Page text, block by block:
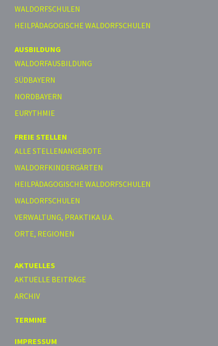
WALDORFSCHULEN
HEILPÄDAGOGISCHE WALDORFSCHULEN
AUSBILDUNG
WALDORFAUSBILDUNG
SÜDBAYERN
NORDBAYERN
EURYTHMIE
FREIE STELLEN
ALLE STELLENANGEBOTE
WALDORFKINDERGÄRTEN
HEILPÄDAGOGISCHE WALDORFSCHULEN
WALDORFSCHULEN
VERWALTUNG, PRAKTIKA U.A.
ORTE, REGIONEN
AKTUELLES
AKTUELLE BEITRÄGE
ARCHIV
TERMINE
IMPRESSUM